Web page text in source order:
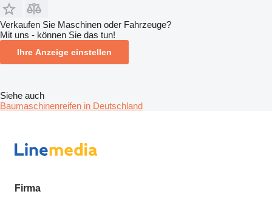
Verkaufen Sie Maschinen oder Fahrzeuge?
Mit uns - können Sie das tun!
Ihre Anzeige einstellen
Siehe auch
Baumaschinenreifen in Deutschland
Firma